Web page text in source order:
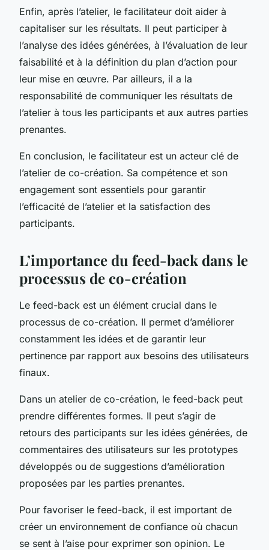
Enfin, après l’atelier, le facilitateur doit aider à
capitaliser sur les résultats. Il peut participer à
l’analyse des idées générées, à l’évaluation de leur
faisabilité et à la définition du plan d’action pour
leur mise en œuvre. Par ailleurs, il a la
responsabilité de communiquer les résultats de
l’atelier à tous les participants et aux autres parties
prenantes.
En conclusion, le facilitateur est un acteur clé de
l’atelier de co-création. Sa compétence et son
engagement sont essentiels pour garantir
l’efficacité de l’atelier et la satisfaction des
participants.
L’importance du feed-back dans le
processus de co-création
Le feed-back est un élément crucial dans le
processus de co-création. Il permet d’améliorer
constamment les idées et de garantir leur
pertinence par rapport aux besoins des utilisateurs
finaux.
Dans un atelier de co-création, le feed-back peut
prendre différentes formes. Il peut s’agir de
retours des participants sur les idées générées, de
commentaires des utilisateurs sur les prototypes
développés ou de suggestions d’amélioration
proposées par les parties prenantes.
Pour favoriser le feed-back, il est important de
créer un environnement de confiance où chacun
se sent à l’aise pour exprimer son opinion. Le